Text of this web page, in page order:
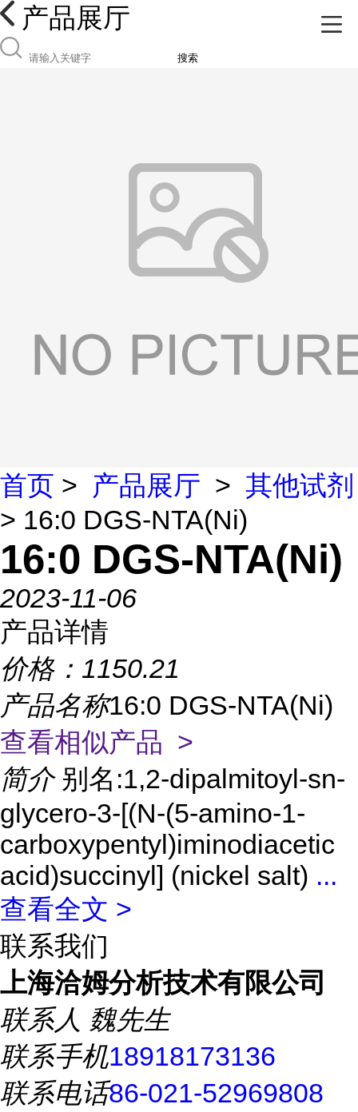
产品展厅
搜索
首页 > 产品展厅 > 其他试剂
> 16:0 DGS-NTA(Ni)
16:0 DGS-NTA(Ni)
2023-11-06
产品详情
价格： 1150.21
产品名称16:0 DGS-NTA(Ni)
查看相似产品 >
简介 别名:1,2-dipalmitoyl-sn-
glycero-3-[(N-(5-amino-1-
carboxypentyl)iminodiacetic
acid)succinyl] (nickel salt) ...
查看全文 >
联系我们
上海洽姆分析技术有限公司
联系人 魏先生
联系手机18918173136
联系电话86-021-52969808